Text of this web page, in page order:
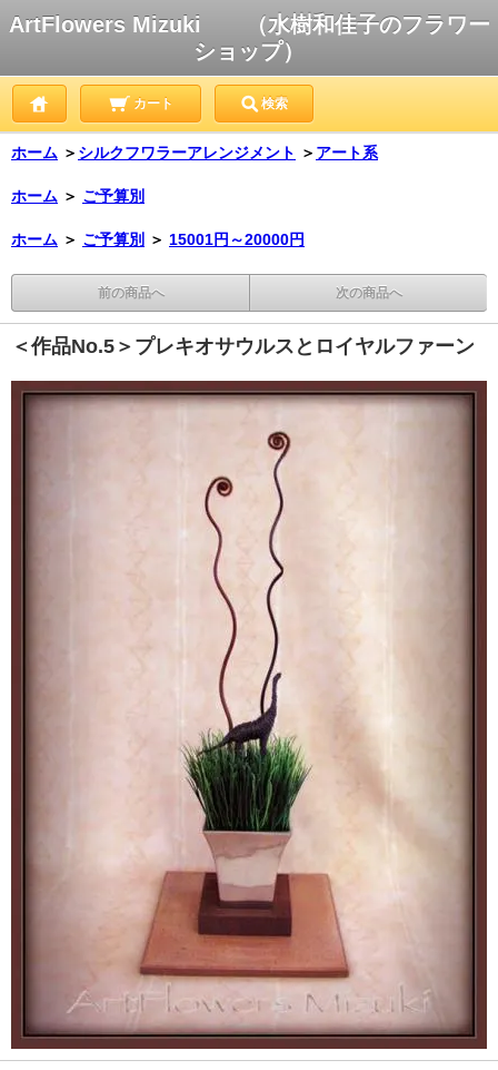
ArtFlowers Mizuki （水樹和佳子のフラワー
ショップ）
カート 検索
ホーム ＞ シルクフワラーアレンジメント ＞ アート系
ホーム ＞ ご予算別
ホーム ＞ ご予算別 ＞ 15001円～20000円
前の商品へ 次の商品へ
＜作品No.5＞プレキオサウルスとロイヤルファーン